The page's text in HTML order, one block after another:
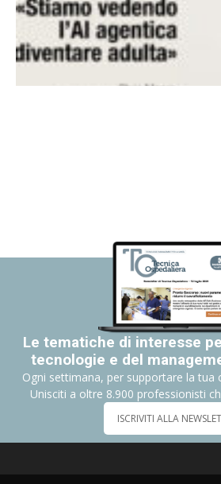
Le tematiche di interesse
tecnologie e del
Ogni settimana, per supportare la tua
Unisciti a oltre 8.900 professionisti
ISCRIVITI ALLA